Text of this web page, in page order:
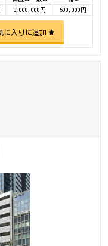
3,000,000円 500,000円
に入りに追加